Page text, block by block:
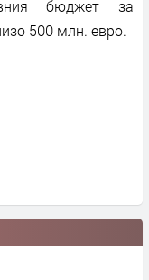
бюджет за
500 млн. евро.